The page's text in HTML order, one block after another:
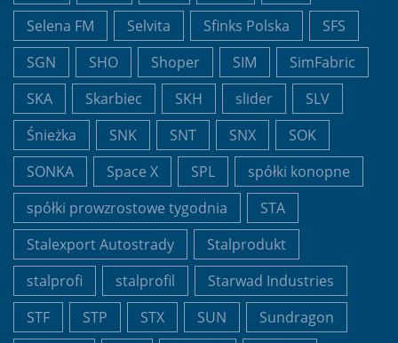
Selena FM
Selvita Sfinks Polska
SFS
SGN
SHO Shoper SIM
SimFabric
SKA
Skarbiec SKH slider
SLV
Śnieżka
SNK SNT SNX
SOK
SONKA
Space X SPL
spółki konopne
spółki prowzrostowe tygodnia
STA
Stalexport Autostrady
Stalprodukt
stalprofi
stalprofil
Starwad Industries
STF
STP STX SUN
Sundragon